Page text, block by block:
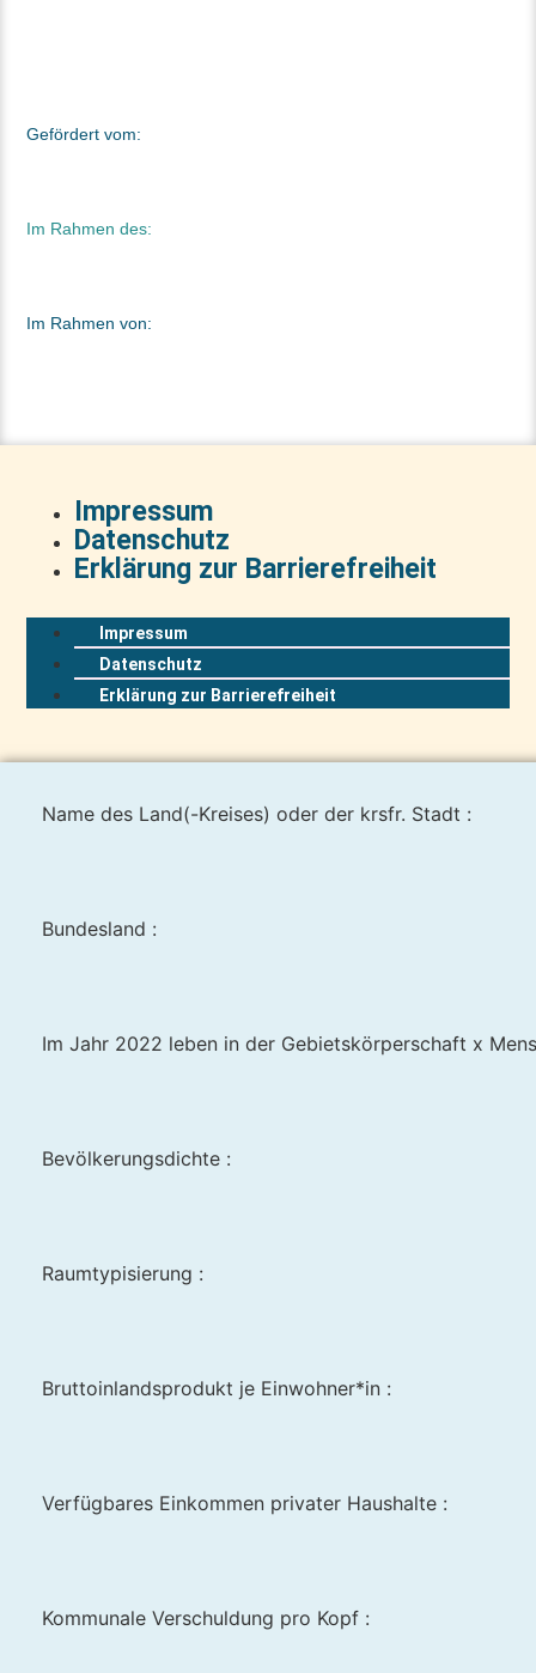
Gefördert vom:
Im Rahmen des:
Im Rahmen von:
Impressum
Datenschutz
Erklärung zur Barrierefreiheit
Impressum
Datenschutz
Erklärung zur Barrierefreiheit
Name des Land(-Kreises) oder der krsfr. Stadt :
Bundesland :
Im Jahr 2022 leben in der Gebietskörperschaft x
Bevölkerungsdichte :
Raumtypisierung :
Bruttoinlandsprodukt je Einwohner*in :
Verfügbares Einkommen privater Haushalte :
Kommunale Verschuldung pro Kopf :